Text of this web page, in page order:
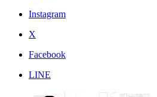
Instagram
X
Facebook
LINE